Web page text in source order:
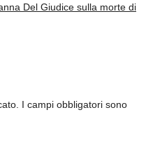
Del Giudice sulla morte di
I campi obbligatori sono